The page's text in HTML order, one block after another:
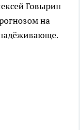
Говырин
на